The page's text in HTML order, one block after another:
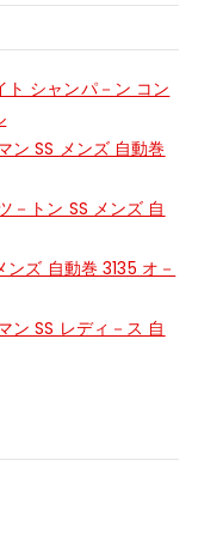
ト シャンパ－ン コン
ン SS メンズ 自動巻
－トン SS メンズ 自
ズ 自動巻 3135 オ－
ン SS レディ－ス 自